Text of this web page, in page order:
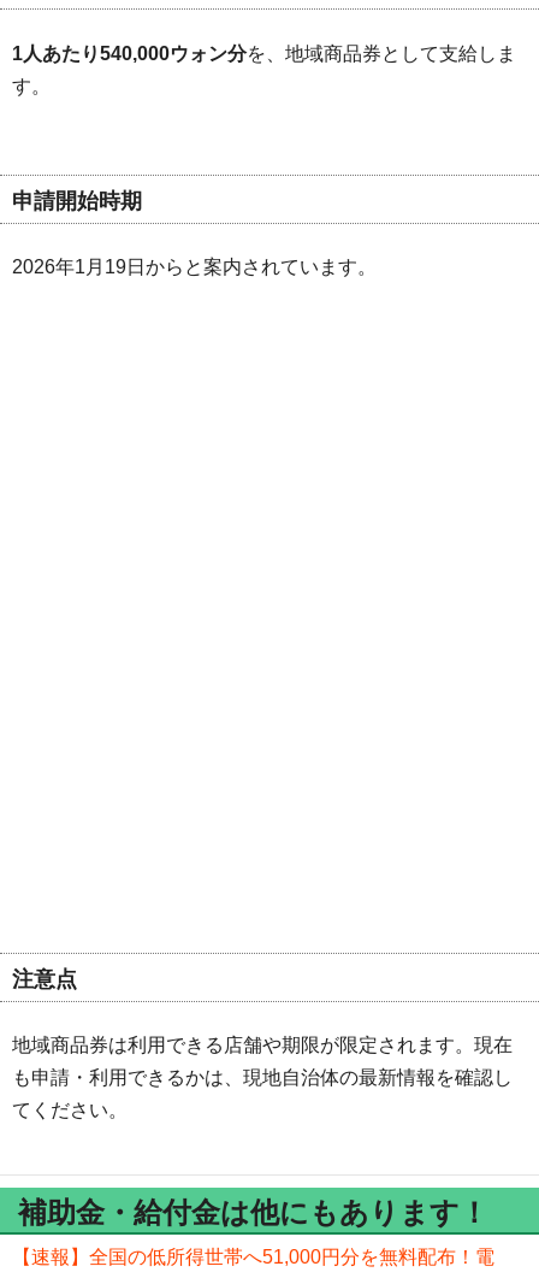
1人あたり540,000ウォン分を、地域商品券として支給しま
す。
申請開始時期
2026年1月19日からと案内されています。
注意点
地域商品券は利用できる店舗や期限が限定されます。現在
も申請・利用できるかは、現地自治体の最新情報を確認し
てください。
補助金・給付金は他にもあります！
【速報】全国の低所得世帯へ51,000円分を無料配布！電